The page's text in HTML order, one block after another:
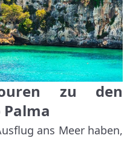
zu den
ans Meer haben,